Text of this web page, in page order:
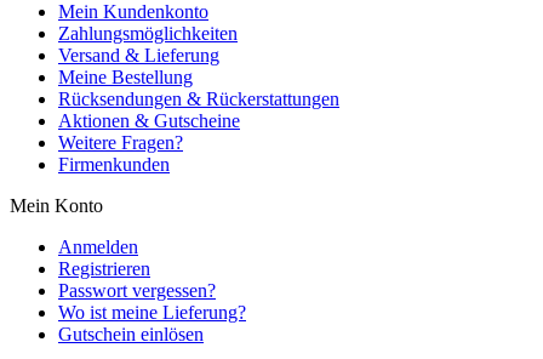
Mein Kundenkonto
Zahlungsmöglichkeiten
Versand & Lieferung
Meine Bestellung
Rücksendungen & Rückerstattungen
Aktionen & Gutscheine
Weitere Fragen?
Firmenkunden
Mein Konto
Anmelden
Registrieren
Passwort vergessen?
Wo ist meine Lieferung?
Gutschein einlösen